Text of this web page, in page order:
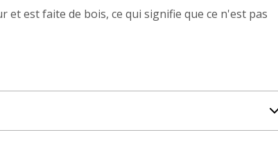
est faite de bois, ce qui signifie que ce n'est pas